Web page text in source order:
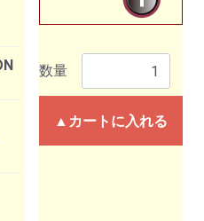
数量
▲カートに入れる